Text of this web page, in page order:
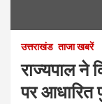
उत्तराखंड ताजा खबरें
राज्यपाल ने
पर आधारित